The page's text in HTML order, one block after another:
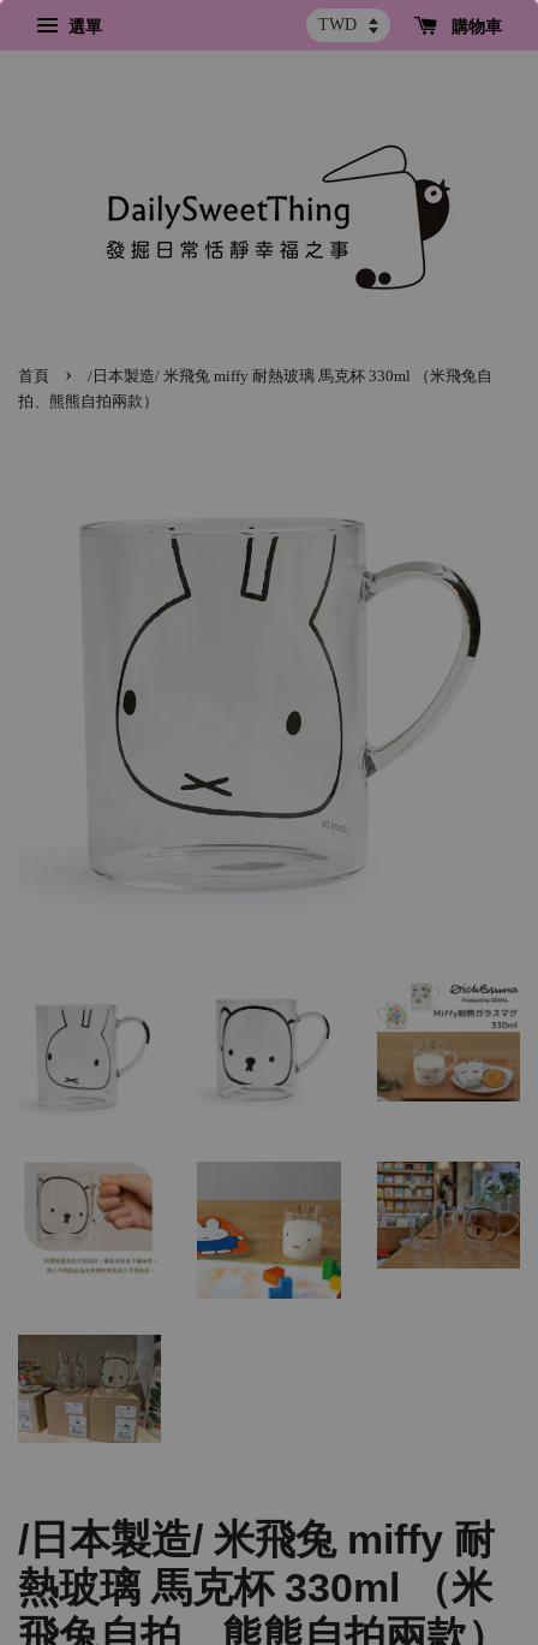
選單 購物車
首頁 ›
/日本製造/ 米飛兔 miffy 耐熱玻璃 馬克杯 330ml （米飛兔自
拍、熊熊自拍兩款）
/日本製造/ 米飛兔 miffy 耐
熱玻璃 馬克杯 330ml （米
飛兔自拍、熊熊自拍兩款）